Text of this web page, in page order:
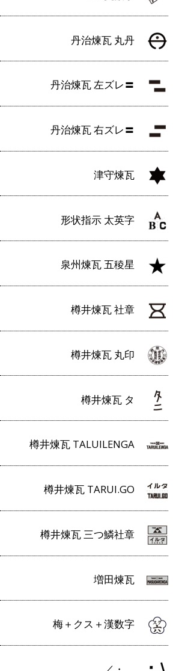
丹治煉瓦 丸丹
丹治煉瓦 左ズレ〓
丹治煉瓦 右ズレ〓
津守煉瓦
形状指示 太英字
泉州煉瓦 五稜星
樽井煉瓦 社章
樽井煉瓦 丸印
樽井煉瓦 タ
樽井煉瓦 TALUILENGA
樽井煉瓦 TARUI.GO
樽井煉瓦 三つ鱗社章
増田煉瓦
梅＋クス＋漢数字